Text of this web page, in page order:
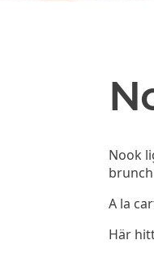
Nook
A la
Här